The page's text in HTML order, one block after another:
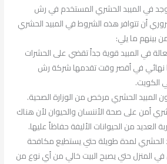
في الميبد الحشري المستخدم في رش
أن تتوافر هذه الشروط في المبيد الحشري
بينهم ما يلي:
في المبيد قوية جداً تقضي على الحشرات
نهائي في أقصر وقت تقدمها شركة رش
الكويت.
المبيد الحشري مرخص من الوزارة الصحية.
أمن على صحة الأننسان والحيوان لأن هناك
العديد من الحيوانات الأليفة حفاظاً عليها.
الحشري لمدة طويلة حتي يستطيع مكافحة
المنزل حتي يصبح البيت خالي من أي نوع من